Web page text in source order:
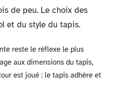
de peu. Le choix des
et du style du tapis.
reste le réflexe le plus
aux dimensions du tapis,
est joué : le tapis adhère et